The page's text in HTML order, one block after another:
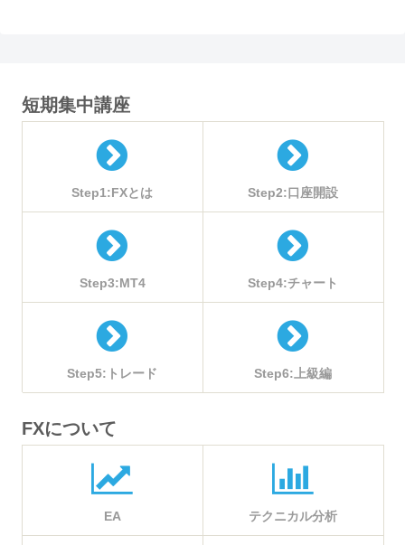
短期集中講座
Step1:FXとは Step2:口座開設
Step3:MT4 Step4:チャート
Step5:トレード Step6:上級編
FXについて
EA テクニカル分析